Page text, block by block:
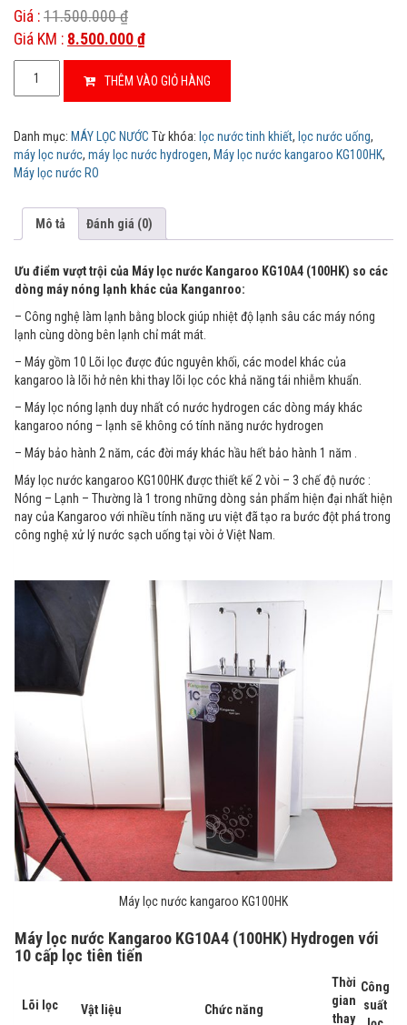
n
g
s
Giá : 11.500.000₫
Giá KM : 8.500.000 ₫
KG10A4
(100HK)
số
THÊM VÀO GIỎ HÀNG
Danh mục: MÁY LỌC NƯỚC Từ khóa: lọc nước tinh khiết, lọc nước uống,
máy lọc nước, máy lọc nước hydrogen, Máy lọc nước kangaroo KG100HK,
Máy lọc nước RO
Mô tả Đánh giá (0)
Ưu điểm vượt trội của Máy lọc nước Kangaroo KG10A4 (100HK) so các
dòng máy nóng lạnh khác của Kanganroo:
– Công nghệ làm lạnh bằng block giúp nhiệt độ lạnh sâu các máy nóng
lạnh cùng dòng bên lạnh chỉ mát mát.
– Máy gồm 10 Lõi lọc được đúc nguyên khối, các model khác của
kangaroo là lõi hở nên khi thay lõi lọc cóc khả năng tái nhiễm khuẩn.
– Máy lọc nóng lạnh duy nhất có nước hydrogen các dòng máy khác
kangaroo nóng – lạnh sẽ không có tính năng nước hydrogen
– Máy bảo hành 2 năm, các đời máy khác hầu hết bảo hành 1 năm .
Máy lọc nước kangaroo KG100HK được thiết kế 2 vòi – 3 chế độ nước :
Nóng – Lạnh – Thường là 1 trong những dòng sản phẩm hiện đại nhất hiện
nay của Kangaroo với nhiều tính năng ưu việt đã tạo ra bước đột phá trong
công nghệ xử lý nước sạch uống tại vòi ở Việt Nam.
Máy lọc nước kangaroo KG100HK
Máy lọc nước Kangaroo KG10A4 (100HK) Hydrogen với
10 cấp lọc tiên tiến
Lõi lọc Vật liệu Chức năng
Thời
gian
thay
Công
suất